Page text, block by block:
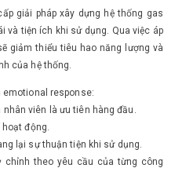
giải pháp xây dựng hệ thống gas
và tiện ích khi sử dụng. Qua việc áp
giảm thiểu tiêu hao năng lượng và
của hệ thống.
emotional response:
viên là ưu tiên hàng đầu.
hoạt động.
lại sự thuận tiện khi sử dụng.
chỉnh theo yêu cầu của từng công